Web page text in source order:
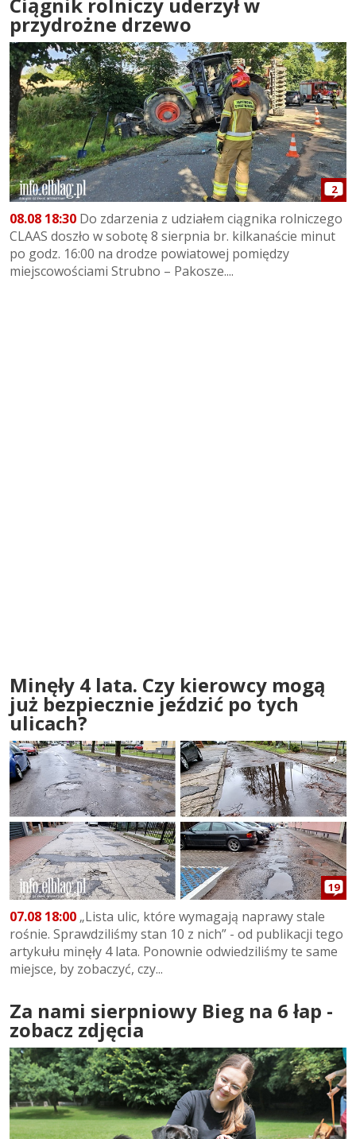
przydrożne drzewo
2
08.08 18:30 Do zdarzenia z udziałem ciągnika rolniczego
CLAAS doszło w sobotę 8 sierpnia br. kilkanaście minut
po godz. 16:00 na drodze powiatowej pomiędzy
miejscowościami Strubno – Pakosze....
Minęły 4 lata. Czy kierowcy mogą
już bezpiecznie jeździć po tych
ulicach?
19
07.08 18:00 „Lista ulic, które wymagają naprawy stale
rośnie. Sprawdziliśmy stan 10 z nich” - od publikacji tego
artykułu minęły 4 lata. Ponownie odwiedziliśmy te same
miejsce, by zobaczyć, czy...
Za nami sierpniowy Bieg na 6 łap -
zobacz zdjęcia